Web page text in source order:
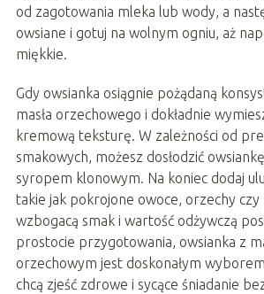
od zagotowania mleka lub wody, a
owsiane i gotuj na wolnym ogniu, aż
miękkie.
Gdy owsianka osiągnie pożądaną
masła orzechowego i dokładnie
kremową teksturę. W zależności od
smakowych, możesz dosłodzić
syropem klonowym. Na koniec dodaj
takie jak pokrojone owoce, orzechy czy
wzbogacą smak i wartość odżywczą
prostocie przygotowania, owsianka z
orzechowym jest doskonałym
chcą zjeść zdrowe i sycące śniadanie